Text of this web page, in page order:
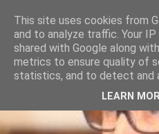
This site uses cookies from
and to analyze traffic. Your
shared with Google along
metrics to ensure quality of
statistics, and to detect and
LEARN